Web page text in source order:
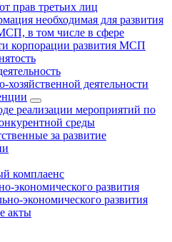
прав третьих лиц
необходимая для развития
в том числе в сфере
корпорации развития МСП
деятельности
реализации мероприятий по
среды
за развитие
комплаенс
экономического развития
экономического развития
акты